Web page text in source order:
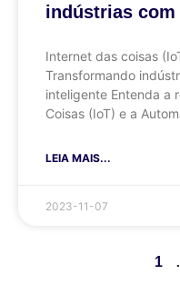
indústrias
Internet das coisas
Transformando
inteligente Entenda a
Coisas (IoT) e a
LEIA MAIS...
2023-11-07
1